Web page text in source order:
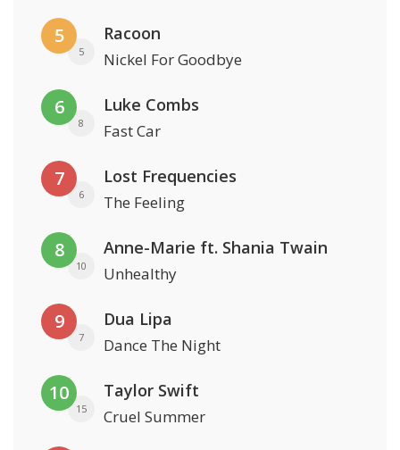
5
5
Racoon
Nickel For Goodbye
6
8
Luke Combs
Fast Car
7
6
Lost Frequencies
The Feeling
8
10
Anne-Marie ft. Shania Twain
Unhealthy
9
7
Dua Lipa
Dance The Night
10
15
Taylor Swift
Cruel Summer